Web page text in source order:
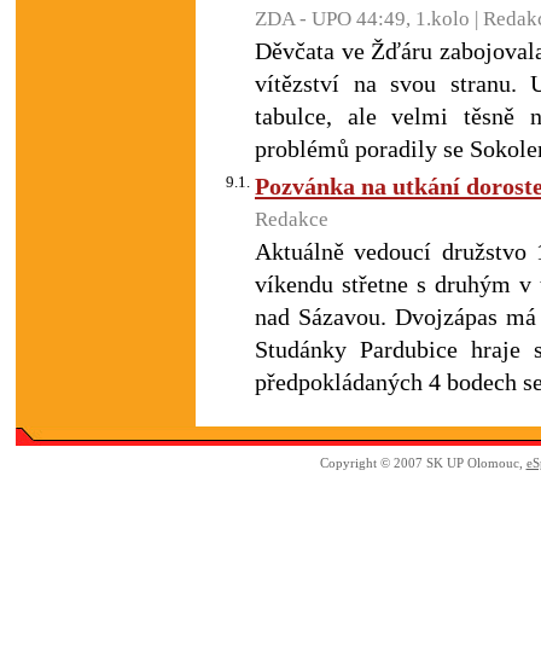
ZDA - UPO 44:49, 1.kolo |
Děvčata ve Žďáru
vítězství na svou stranu.
tabulce, ale velmi těsně
problémů poradily se
9.1. Pozvánka na utkání
Redakce
Aktuálně vedoucí
víkendu střetne s druhým
nad Sázavou. Dvojzápas
Studánky Pardubice
předpokládaných 4 bodech
Copyright © 2007 SK UP Olomouc,